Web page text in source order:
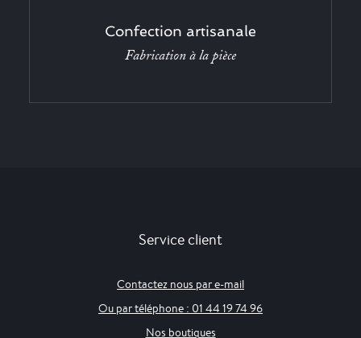
Confection artisanale
Fabrication à la pièce
Service client
Contactez nous par e-mail
Ou par téléphone : 01 44 19 74 96
Nos boutiques